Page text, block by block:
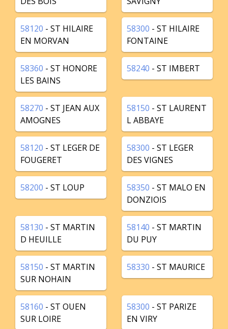
58120 - ST HILAIRE
EN MORVAN
58300 - ST HILAIRE
FONTAINE
58360 - ST HONORE
LES BAINS
58240 - ST IMBERT
58270 - ST JEAN AUX
AMOGNES
58150 - ST LAURENT
L ABBAYE
58120 - ST LEGER DE
FOUGERET
58300 - ST LEGER
DES VIGNES
58200 - ST LOUP 58350 - ST MALO EN
DONZIOIS
58130 - ST MARTIN
D HEUILLE
58140 - ST MARTIN
DU PUY
58150 - ST MARTIN
SUR NOHAIN
58330 - ST MAURICE
58160 - ST OUEN
SUR LOIRE
58300 - ST PARIZE
EN VIRY